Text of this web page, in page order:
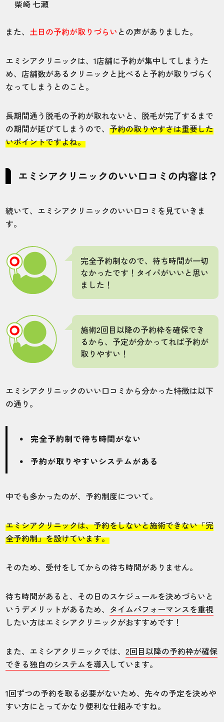
柴崎 七瀬
また、 土日の予約が取りづらいとの声がありました。
エミシアクリニックは、1店舗に予約が集中してしまうた
め、店舗数があるクリニックと比べると予約が取りづらく
なってしまうとのこと。
長期間通う脱毛の予約が取れないと、脱毛が完了するまで
の期間が延びてしまうので、予約の取りやすさは重要した
いポイントですよね。
エミシアクリニックのいい口コミの内容は？
続いて、エミシアクリニックのいい口コミを見ていきま
す。
完全予約制なので、待ち時間が一切
なかったです！タイパがいいと思い
ました！
施術2回目以降の予約枠を確保でき
るから、予定が分かってれば予約が
取りやすい！
エミシアクリニックのいい口コミから分かった特徴は以下
の通り。
完全予約制で待ち時間がない
予約が取りやすいシステムがある
中でも多かったのが、予約制度について。
エミシアクリニックは、予約をしないと施術できない「完
全予約制」を設けています。
そのため、受付をしてからの待ち時間がありません。
待ち時間があると、その日のスケジュールを決めづらいと
いうデメリットがあるため、 タイムパフォーマンスを重視
したい方はエミシアクリニックがおすすめです！
また、エミシアクリニックでは、2回目以降の予約枠が確保
できる独自のシステムを導入しています。
1回ずつの予約を取る必要がないため、先々の予定を決めや
すい方にとってかなり便利な仕組みですね。